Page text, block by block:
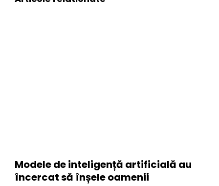
Modele de inteligență artificială au
încercat să înșele oamenii